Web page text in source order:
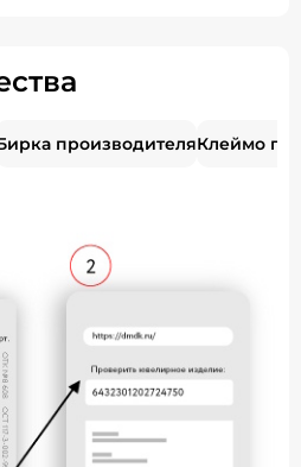
производителяКлеймо